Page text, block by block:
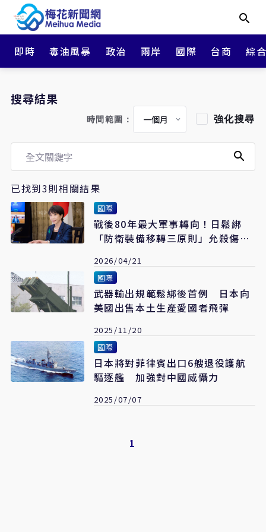
即時 毒油風暴 政治 兩岸 國際 台商 綜
搜尋結果
時間範圍： 強化搜尋
已找到3則相關結果
國際
戰後80年最大軍事轉向！日鬆綁
「防衛裝備移轉三原則」允殺傷性
2026/04/21
國際
武器輸出規範鬆綁後首例 日本向
美國出售本土生產愛國者飛彈
2025/11/20
國際
日本將對菲律賓出口6艘退役護航
驅逐艦 加強對中國威懾力
2025/07/07
1